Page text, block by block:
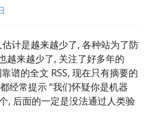
计是越来越少了, 各种站为了防
越来越少了, 关注了好多年的
谱的全文 RSS, 现在只有摘要的
经常提示 “我们怀疑你是机器
, 后面的一定是没法通过人类验